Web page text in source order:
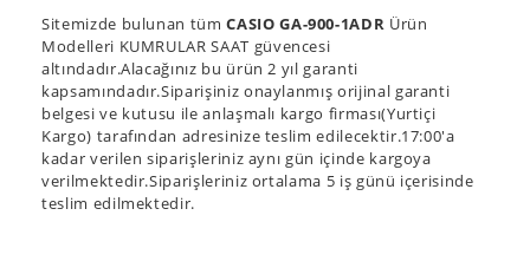
Sitemizde bulunan tümCASIO GA-900-1ADR Ürün
Modelleri KUMRULAR SAAT güvencesi
altındadır.Alacağınız bu ürün 2 yıl garanti
kapsamındadır.Siparişiniz onaylanmış orijinal garanti
belgesi ve kutusu ile anlaşmalı kargo firması(Yurtiçi
Kargo) tarafından adresinize teslim edilecektir.17:00'a
kadar verilen siparişleriniz aynı gün içinde kargoya
verilmektedir.Siparişleriniz ortalama 5 iş günü içerisinde
teslim edilmektedir.